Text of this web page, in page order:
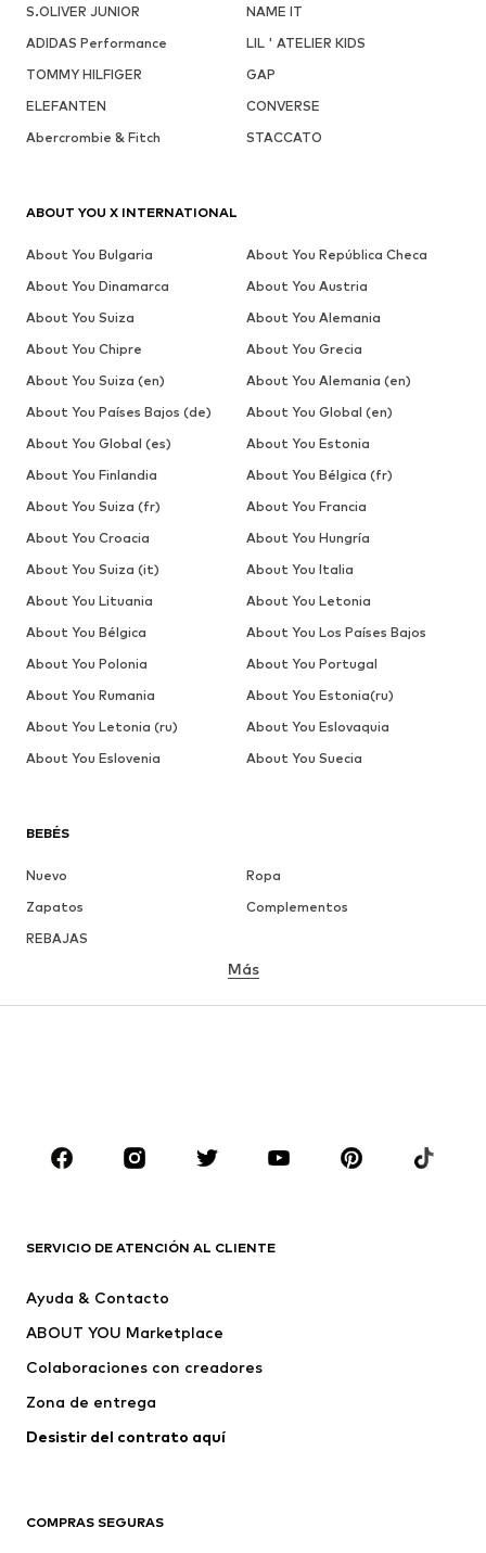
S.OLIVER JUNIOR
NAME IT
ADIDAS Performance
LIL ' ATELIER KIDS
TOMMY HILFIGER
GAP
ELEFANTEN
CONVERSE
Abercrombie & Fitch
STACCATO
BEBÉS
Nuevo
Ropa
Zapatos
Complementos
REBAJAS
MARCAS
PUMA
CONVERSE
CR7 - Cristiano Ronaldo
Más
SERVICIO DE ATENCIÓN AL CLIENTE
Ayuda & Contacto
ABOUT YOU Marketplace
Colaboraciones con creadores
Zona de entrega
Desistir del contrato aquí
COMPRAS SEGURAS
ABOUT YOU X INTERNATIONAL
About You Bulgaria
About You República Checa
About You Dinamarca
About You Austria
About You Suiza
About You Alemania
About You Chipre
About You Grecia
About You Suiza (en)
About You Alemania (en)
About You Países Bajos (de)
About You Global (en)
About You Global (es)
About You Estonia
About You Finlandia
About You Bélgica (fr)
About You Suiza (fr)
About You Francia
About You Croacia
About You Hungría
About You Suiza (it)
About You Italia
About You Lituania
About You Letonia
About You Bélgica
About You Los Países Bajos
About You Polonia
About You Portugal
About You Rumania
About You Estonia(ru)
About You Letonia (ru)
About You Eslovaquia
About You Eslovenia
About You Suecia